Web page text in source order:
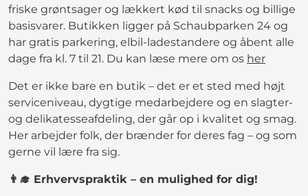
friske grøntsager og lækkert kød til snacks og billige
basisvarer. Butikken ligger på Schaubparken 24 og
har gratis parkering, elbil-ladestandere og åbent alle
dage fra kl. 7 til 21. Du kan læse mere om os her
Det er ikke bare en butik – det er et sted med højt
serviceniveau, dygtige medarbejdere og en slagter-
og delikatesseafdeling, der går op i kvalitet og smag.
Her arbejder folk, der brænder for deres fag – og som
gerne vil lære fra sig.
👨‍🎓 Erhvervspraktik – en mulighed for dig!